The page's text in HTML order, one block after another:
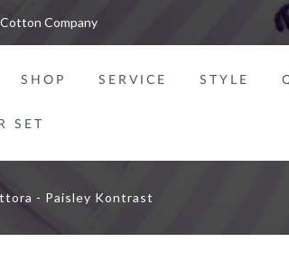
Company
SHOP SERVICE STYLE
SET
- Paisley Kontrast